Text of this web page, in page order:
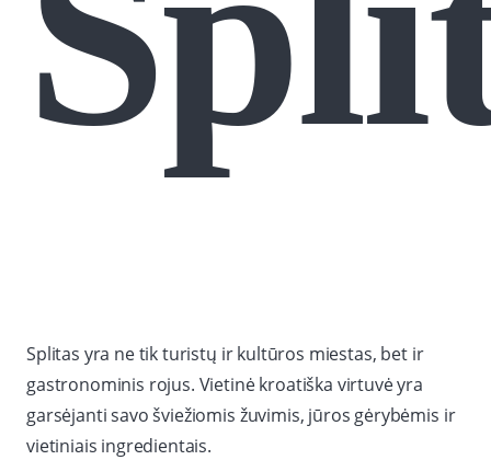
Splitas yra ne tik turistų ir kultūros miestas, bet ir
gastronominis rojus. Vietinė kroatiška virtuvė yra
garsėjanti savo šviežiomis žuvimis, jūros gėrybėmis ir
vietiniais ingredientais.